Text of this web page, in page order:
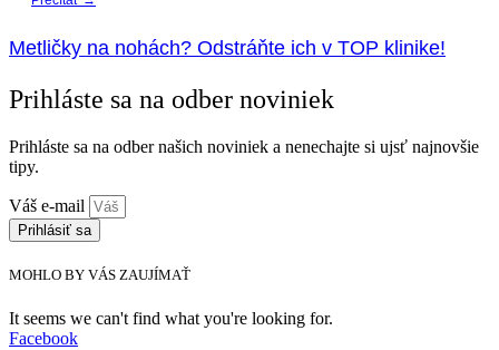
Metličky na nohách? Odstráňte ich v TOP klinike!
Prihláste sa na odber noviniek
Prihláste sa na odber našich noviniek a nenechajte si ujsť najnovšie
tipy.
Váš e-mail
Prihlásiť sa
MOHLO BY VÁS ZAUJÍMAŤ
It seems we can't find what you're looking for.
Facebook